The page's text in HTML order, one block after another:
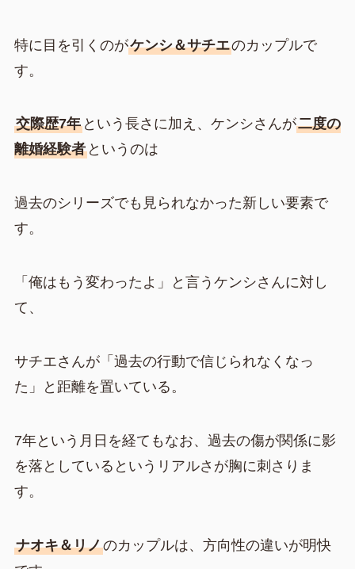
特に目を引くのがケンシ＆サチエのカップルで
す。
交際歴7年という長さに加え、ケンシさんが二度の
離婚経験者というのは
過去のシリーズでも見られなかった新しい要素で
す。
「俺はもう変わったよ」と言うケンシさんに対し
て、
サチエさんが「過去の行動で信じられなくなっ
た」と距離を置いている。
7年という月日を経てもなお、過去の傷が関係に影
を落としているというリアルさが胸に刺さりま
す。
ナオキ＆リノのカップルは、方向性の違いが明快